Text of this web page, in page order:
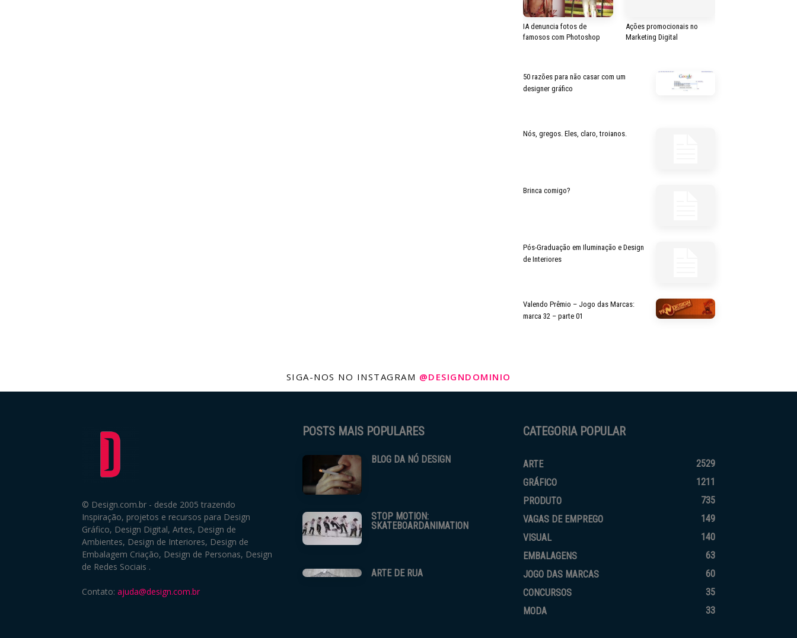
IA denuncia fotos de
famosos com Photoshop
Ações promocionais no
Marketing Digital
50 razões para não casar com um
designer gráfico
Nós, gregos. Eles, claro, troianos.
Brinca comigo?
Pós-Graduação em Iluminação e Design
de Interiores
Valendo Prêmio – Jogo das Marcas:
marca 32 – parte 01
SIGA-NOS NO INSTAGRAM @DESIGNDOMINIO
© Design.com.br - desde 2005 trazendo
Inspiração, projetos e recursos para Design
Gráfico, Design Digital, Artes, Design de
Ambientes, Design de Interiores, Design de
Embalagem Criação, Design de Personas, Design
de Redes Sociais .
Contato: ajuda@design.com.br
POSTS MAIS POPULARES
BLOG DA NÓ DESIGN
STOP MOTION:
SKATEBOARDANIMATION
ARTE DE RUA
CATEGORIA POPULAR
ARTE
2529
GRÁFICO
1211
PRODUTO
735
VAGAS DE EMPREGO
149
VISUAL
140
EMBALAGENS
63
JOGO DAS MARCAS
60
CONCURSOS
35
MODA
33